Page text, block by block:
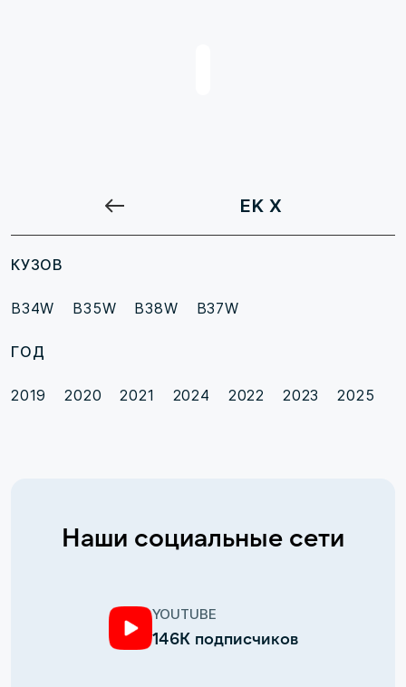
EK X
КУЗОВ
B34W B35W B38W B37W
ГОД
2019 2020 2021 2024 2022 2023 2025
Наши социальные сети
YOUTUBE
146К подписчиков